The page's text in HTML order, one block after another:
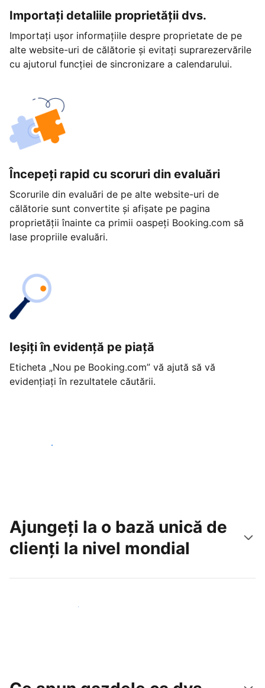
Importați detaliile proprietății dvs.
Importați ușor informațiile despre proprietate de pe
alte website-uri de călătorie și evitați suprarezervările
cu ajutorul funcției de sincronizare a calendarului.
Începeți rapid cu scoruri din evaluări
Scorurile din evaluări de pe alte website-uri de
călătorie sunt convertite și afișate pe pagina
proprietății înainte ca primii oaspeți Booking.com să
lase propriile evaluări.
Ieșiți în evidență pe piață
Eticheta „Nou pe Booking.com” vă ajută să vă
evidențiați în rezultatele căutării.
Începeți astăzi
Ajungeți la o bază unică de
clienți la nivel mondial
Atrageți noi oaspeți astăzi